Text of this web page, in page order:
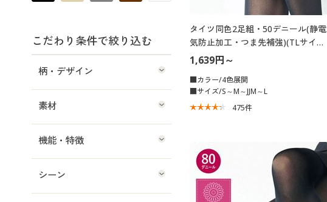
タイツ同色2足組・50デニール(静電
気防止加工・つま先補強)(TLサイズ)
(日本製)
1,639円～
■カラー/4色展開
■サイズ/S～M～JJM～L
475件
こだわり条件で絞り込む
柄・デザイン
素材
機能・特徴
シーン